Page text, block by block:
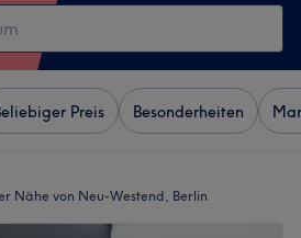
Preis Besonderheiten
Nähe von Neu-Westend, Berlin